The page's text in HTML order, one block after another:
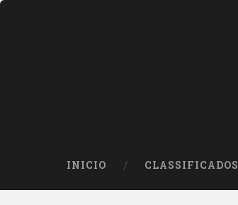
INICIO CLASSIFICADOS